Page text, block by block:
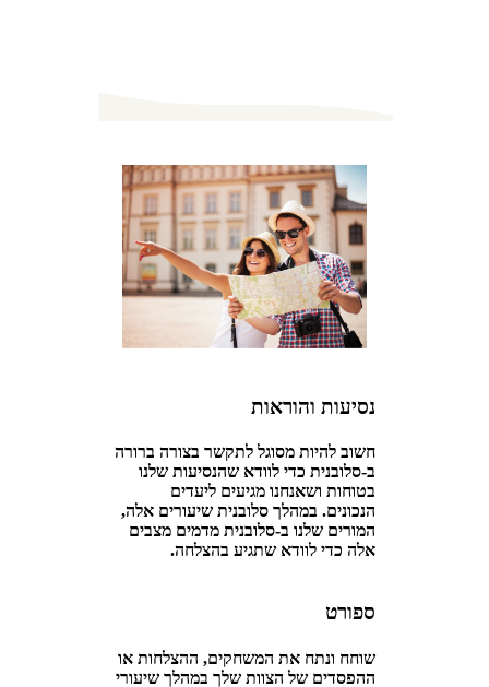
נסיעות והוראות
חשוב להיות מסוגל לתקשר בצורה ברורה
ב-סלובנית כדי לוודא שהנסיעות שלנו
בטוחות ושאנחנו מגיעים ליעדים
הנכונים. במהלך סלובנית שיעורים אלה,
המורים שלנו ב-סלובנית מדמים מצבים
אלה כדי לוודא שתגיע בהצלחה.
ספורט
שוחח ונתח את המשחקים, ההצלחות או
ההפסדים של הצוות שלך במהלך שיעורי